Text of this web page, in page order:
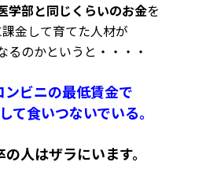
学部と同じくらいのお金を
金して育てた人材が
るのかというと・・・・
ンビニの最低賃金で
て食いつないでいる。
人はザラにいます。